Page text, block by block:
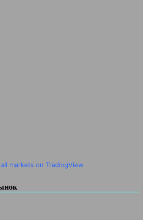
all markets on TradingView